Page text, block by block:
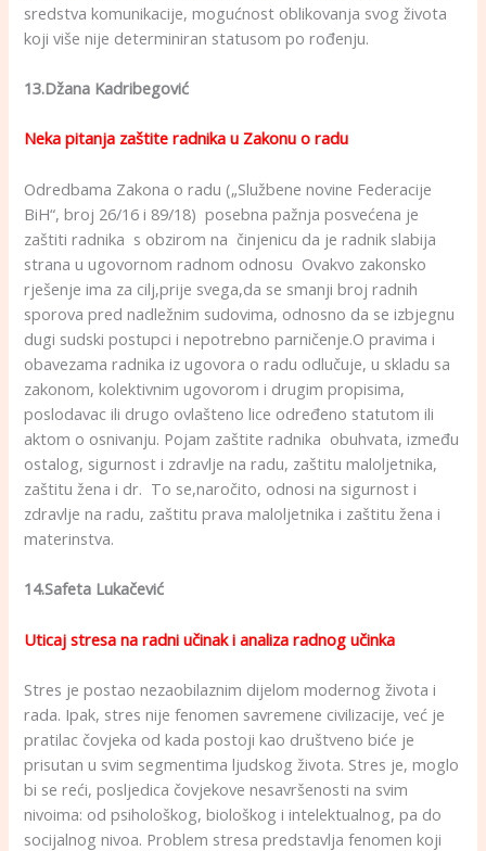
sredstva komunikacije, mogućnost oblikovanja svog života
koji više nije determiniran statusom po rođenju.
13.Džana Kadribegović
Neka pitanja zaštite radnika u Zakonu o radu
Odredbama Zakona o radu („Službene novine Federacije
BiH“, broj 26/16 i 89/18) posebna pažnja posvećena je
zaštiti radnika s obzirom na činjenicu da je radnik slabija
strana u ugovornom radnom odnosu Ovakvo zakonsko
rješenje ima za cilj,prije svega,da se smanji broj radnih
sporova pred nadležnim sudovima, odnosno da se izbjegnu
dugi sudski postupci i nepotrebno parničenje.O pravima i
obavezama radnika iz ugovora o radu odlučuje, u skladu sa
zakonom, kolektivnim ugovorom i drugim propisima,
poslodavac ili drugo ovlašteno lice određeno statutom ili
aktom o osnivanju. Pojam zaštite radnika obuhvata, između
ostalog, sigurnost i zdravlje na radu, zaštitu maloljetnika,
zaštitu žena i dr. To se,naročito, odnosi na sigurnost i
zdravlje na radu, zaštitu prava maloljetnika i zaštitu žena i
materinstva.
14.Safeta Lukačević
Uticaj stresa na radni učinak i analiza radnog učinka
Stres je postao nezaobilaznim dijelom modernog života i
rada. Ipak, stres nije fenomen savremene civilizacije, već je
pratilac čovjeka od kada postoji kao društveno biće je
prisutan u svim segmentima ljudskog života. Stres je, moglo
bi se reći, posljedica čovjekove nesavršenosti na svim
nivoima: od psihološkog, biološkog i intelektualnog, pa do
socijalnog nivoa. Problem stresa predstavlja fenomen koji